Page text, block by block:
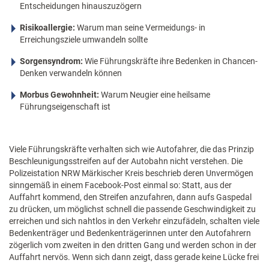
Entscheidungen hinauszuzögern
Risikoallergie: Warum man seine Vermeidungs- in
Erreichungsziele umwandeln sollte
Sorgensyndrom: Wie Führungskräfte ihre Bedenken in Chancen-
Denken verwandeln können
Morbus Gewohnheit: Warum Neugier eine heilsame
Führungseigenschaft ist
Viele Führungskräfte verhalten sich wie Autofahrer, die das Prinzip
Beschleunigungsstreifen auf der Autobahn nicht verstehen. Die
Polizeistation NRW Märkischer Kreis beschrieb deren Unvermögen
sinngemäß in einem Facebook-Post einmal so: Statt, aus der
Auffahrt kommend, den Streifen anzufahren, dann aufs Gaspedal
zu drücken, um möglichst schnell die passende Geschwindigkeit zu
erreichen und sich nahtlos in den Verkehr einzufädeln, schalten viele
Bedenkenträger und Bedenkenträgerinnen unter den Autofahrern
zögerlich vom zweiten in den dritten Gang und werden schon in der
Auffahrt nervös. Wenn sich dann zeigt, dass gerade keine Lücke frei